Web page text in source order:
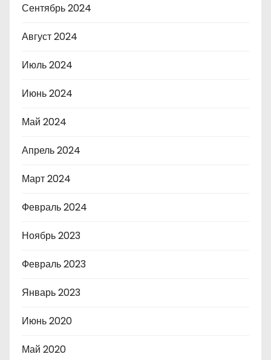
Сентябрь 2024
Август 2024
Июль 2024
Июнь 2024
Май 2024
Апрель 2024
Март 2024
Февраль 2024
Ноябрь 2023
Февраль 2023
Январь 2023
Июнь 2020
Май 2020